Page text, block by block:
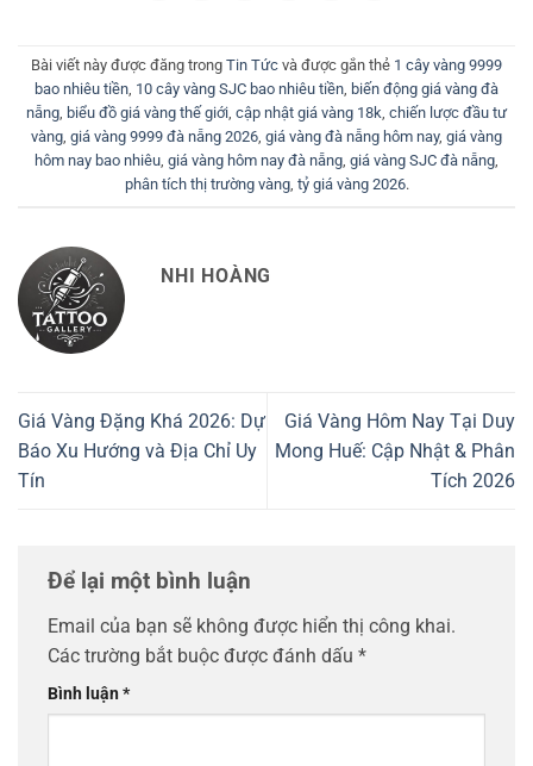
Bài viết này được đăng trong Tin Tức và được gắn thẻ 1 cây vàng 9999
bao nhiêu tiền, 10 cây vàng SJC bao nhiêu tiền, biến động giá vàng đà
nẵng, biểu đồ giá vàng thế giới, cập nhật giá vàng 18k, chiến lược đầu tư
vàng, giá vàng 9999 đà nẵng 2026, giá vàng đà nẵng hôm nay, giá vàng
hôm nay bao nhiêu, giá vàng hôm nay đà nẵng, giá vàng SJC đà nẵng,
phân tích thị trường vàng, tỷ giá vàng 2026.
NHI HOÀNG
Giá Vàng Đặng Khá 2026: Dự
Báo Xu Hướng và Địa Chỉ Uy
Tín
Giá Vàng Hôm Nay Tại Duy
Mong Huế: Cập Nhật & Phân
Tích 2026
Để lại một bình luận
Email của bạn sẽ không được hiển thị công khai.
Các trường bắt buộc được đánh dấu *
Bình luận*